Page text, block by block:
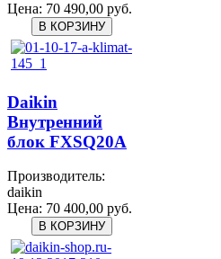
Цена: 70 490,00 руб.
Daikin
Внутренний
блок FXSQ20A
Производитель:
daikin
Цена: 70 400,00 руб.